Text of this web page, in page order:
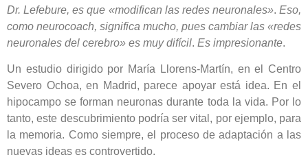
Dr. Lefebure, es que «modifican las redes neuronales». Eso,
como neurocoach, significa mucho, pues cambiar las «redes
neuronales del cerebro» es muy difícil. Es impresionante.
Un estudio dirigido por María Llorens-Martín, en el Centro
Severo Ochoa, en Madrid, parece apoyar está idea. En el
hipocampo se forman neuronas durante toda la vida. Por lo
tanto, este descubrimiento podría ser vital, por ejemplo, para
la memoria. Como siempre, el proceso de adaptación a las
nuevas ideas es controvertido.